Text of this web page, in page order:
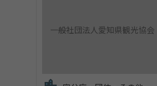
一般社団法人愛知県観光協会